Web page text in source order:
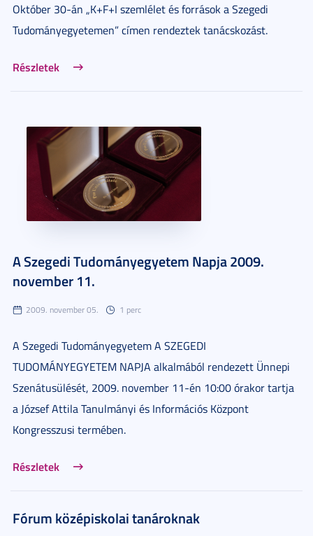
Október 30-án „K+F+I szemlélet és források a Szegedi
Tudományegyetemen” címen rendeztek tanácskozást.
Részletek
A Szegedi Tudományegyetem Napja 2009.
november 11.
2009. november 05. 1 perc
A Szegedi Tudományegyetem A SZEGEDI
TUDOMÁNYEGYETEM NAPJA alkalmából rendezett Ünnepi
Szenátusülését, 2009. november 11-én 10:00 órakor tartja
a József Attila Tanulmányi és Információs Központ
Kongresszusi termében.
Részletek
Fórum középiskolai tanároknak